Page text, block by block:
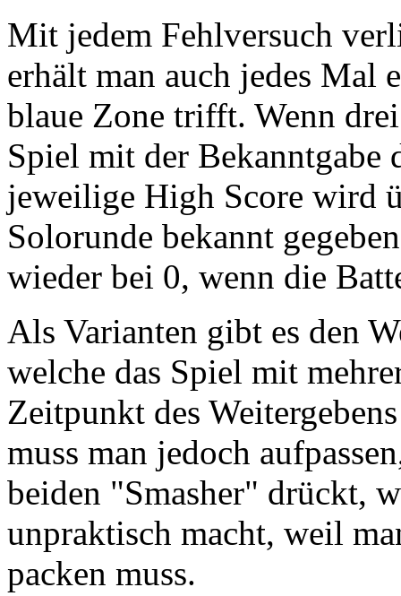
Mit jedem Fehlversuch
erhält man auch jedes Mal
blaue Zone trifft. Wenn
Spiel mit der Bekanntgabe
jeweilige High Score wird
Solorunde bekannt
wieder bei 0, wenn die
Als Varianten gibt es den
welche das Spiel mit
Zeitpunkt des
muss man jedoch
beiden "Smasher" drückt,
unpraktisch macht, weil
packen muss.